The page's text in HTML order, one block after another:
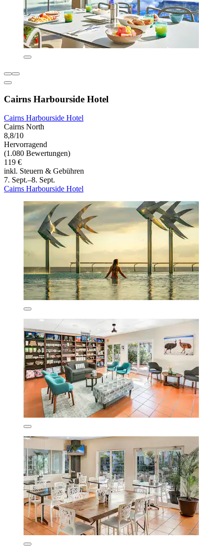
Cairns Harbourside Hotel
Cairns Harbourside Hotel
Cairns North
8,8/10
Hervorragend
(1.080 Bewertungen)
119 €
inkl. Steuern & Gebühren
7. Sept.–8. Sept.
Cairns Harbourside Hotel